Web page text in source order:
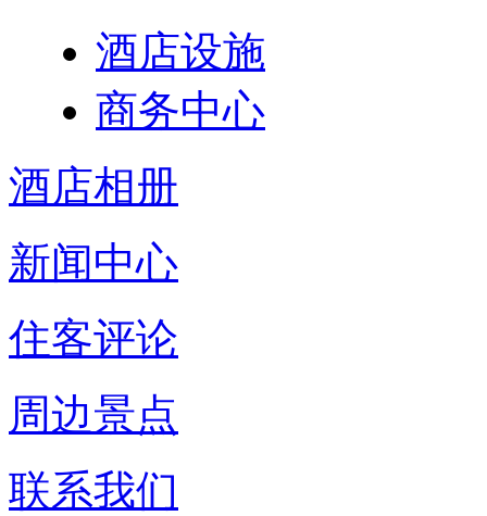
酒店设施
商务中心
酒店相册
新闻中心
住客评论
周边景点
联系我们